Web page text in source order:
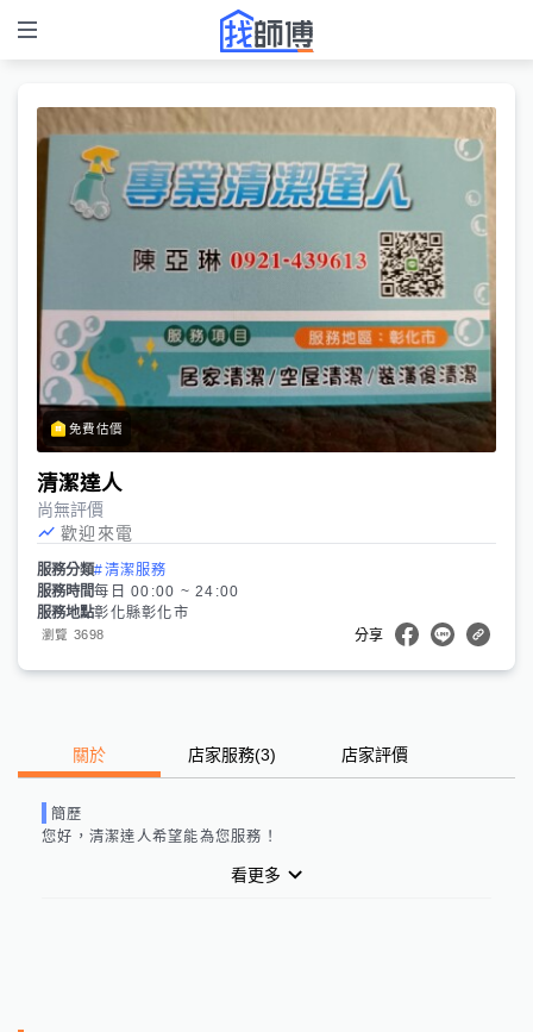
免費估價
清潔達人
尚無評價
歡迎來電
服務分類#清潔服務
服務時間每日 00:00 ~ 24:00
服務地點彰化縣彰化市
瀏覽 3698 分享
關於 店家服務(3) 店家評價
簡歷
您好， 清潔達人希望能為您服務！
看更多